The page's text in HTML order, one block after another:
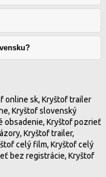
online sk, Kryštof trailer
Kryštof slovenský
obsadenie, Kryštof pozrieť
Kryštof trailer,
celý film, Kryštof celý
bez registrácie, Kryštof